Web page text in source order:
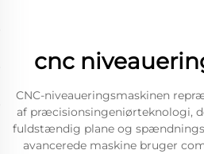
cnc
CNC-niveaueringsmaskinen
af præcisionsingeniørteknologi,
fuldstændig plane og
avancerede maskine bruger